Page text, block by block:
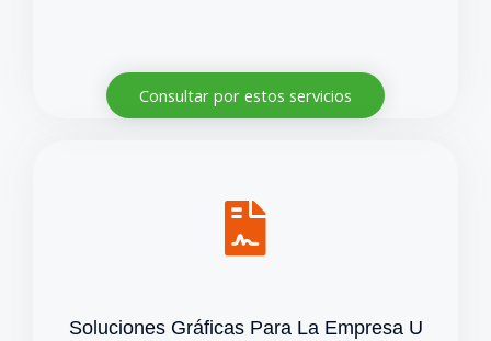
Consultar por estos servicios
Soluciones Gráficas Para La Empresa U